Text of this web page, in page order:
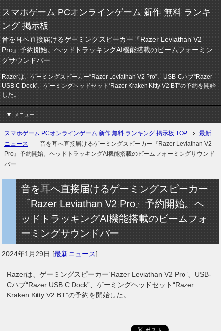
スマホゲーム PCオンラインゲーム 新作 無料 ランキ
ング 掲示板
音を耳へ直接届けるゲーミングスピーカー『Razer Leviathan V2
Pro』予約開始。ヘッドトラッキングAI機能搭載のビームフォーミン
グサウンドバー
Razerは、ゲーミングスピーカー“Razer Leviathan V2 Pro”、USB-Cハブ“Razer
USB C Dock”、ゲーミングヘッドセット“Razer Kraken Kitty V2 BT”の予約を開始
した。
メニュー
スマホゲーム PCオンラインゲーム 新作 無料 ランキング 掲示板 TOP
最新
ニュース
音を耳へ直接届けるゲーミングスピーカー『Razer Leviathan V2
Pro』予約開始。ヘッドトラッキングAI機能搭載のビームフォーミングサウンド
バー
音を耳へ直接届けるゲーミングスピーカー
『Razer Leviathan V2 Pro』予約開始。ヘ
ッドトラッキングAI機能搭載のビームフォ
ーミングサウンドバー
2024年1月29日 [最新ニュース]
Razerは、ゲーミングスピーカー“Razer Leviathan V2 Pro”、USB-
Cハブ“Razer USB C Dock”、ゲーミングヘッドセット“Razer
Kraken Kitty V2 BT”の予約を開始した。